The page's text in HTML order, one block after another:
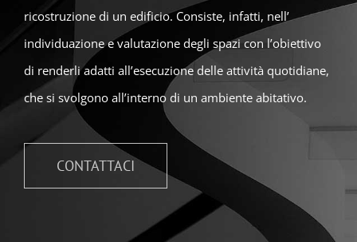
ricostruzione di un edificio. Consiste, infatti, nell’
individuazione e valutazione degli spazi con l’obiettivo
di renderli adatti all’esecuzione delle attività quotidiane,
che si svolgono all’interno di un ambiente abitativo.
CONTATTACI